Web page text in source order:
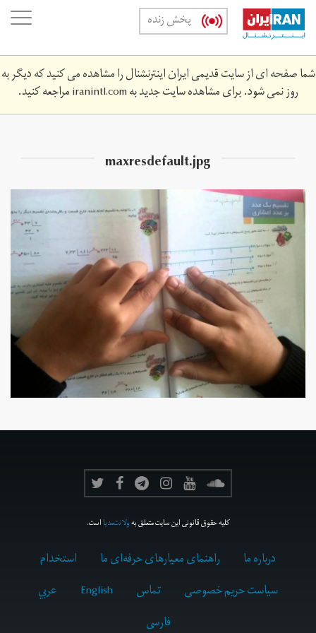
Skip
main
content
پخش زنده
شما صفحه ای از سایت قدیمی ایران اینترنشنال را مشاهده می کنید که دیگر به
روز نمی شود. برای مشاهده سایت جدید بهiranintl.comمراجعه کنید.
maxresdefault.jpg
کلیه حقوق قانونی این سایت متعلق بهولانت‌مدیااست.
درباره ما راهنمای معیارهای حرفه‌ای ما
استخدام
سیاست حریم خصوصی
تماس English
عربي
فارسى